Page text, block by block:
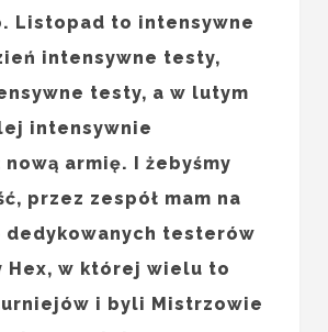
Listopad to intensywne
intensywne testy,
testy, a w lutym
intensywnie
nową armię. I żebyśmy
przez zespół mam na
dedykowanych testerów
Hex, w której wielu to
i byli Mistrzowie